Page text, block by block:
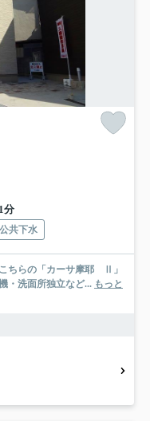
分
公共下水
ちらの「カーサ摩耶 Ⅱ」
・洗面所独立など... もっと